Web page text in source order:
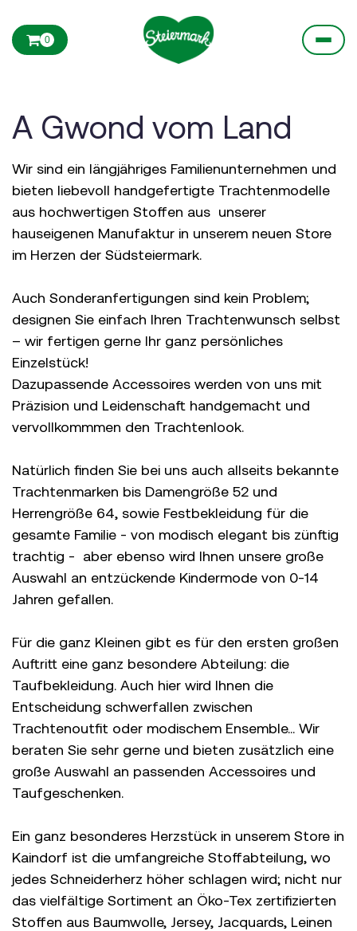
0
A Gwond vom Land
Wir sind ein längjähriges Familienunternehmen und
bieten liebevoll handgefertigte Trachtenmodelle
aus hochwertigen Stoffen aus unserer
hauseigenen Manufaktur in unserem neuen Store
im Herzen der Südsteiermark.
Auch Sonderanfertigungen sind kein Problem;
designen Sie einfach Ihren Trachtenwunsch selbst
– wir fertigen gerne Ihr ganz persönliches
Einzelstück!
Dazupassende Accessoires werden von uns mit
Präzision und Leidenschaft handgemacht und
vervollkommmen den Trachtenlook.
Natürlich finden Sie bei uns auch allseits bekannte
Trachtenmarken bis Damengröße 52 und
Herrengröße 64, sowie Festbekleidung für die
gesamte Familie - von modisch elegant bis zünftig
trachtig - aber ebenso wird Ihnen unsere große
Auswahl an entzückende Kindermode von 0-14
Jahren gefallen.
Für die ganz Kleinen gibt es für den ersten großen
Auftritt eine ganz besondere Abteilung: die
Taufbekleidung. Auch hier wird Ihnen die
Entscheidung schwerfallen zwischen
Trachtenoutfit oder modischem Ensemble... Wir
beraten Sie sehr gerne und bieten zusätzlich eine
große Auswahl an passenden Accessoires und
Taufgeschenken.
Ein ganz besonderes Herzstück in unserem Store in
Kaindorf ist die umfangreiche Stoffabteilung, wo
jedes Schneiderherz höher schlagen wird; nicht nur
das vielfältige Sortiment an Öko-Tex zertifizierten
Stoffen aus Baumwolle, Jersey, Jacquards, Leinen